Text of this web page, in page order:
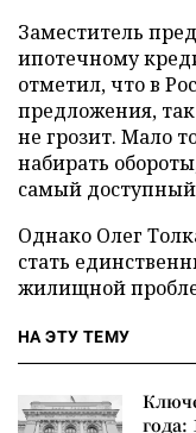
Заместитель
ипотечному
отметил, что в
предложения,
не грозит. Мало
набирать
самый
Однако Олег
стать
жилищной
НА ЭТУ ТЕМУ
года: